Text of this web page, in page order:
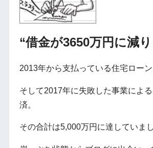
“借金が3650万円に減
2013年から支払っている住宅ローン
そして2017年に失敗した事業によ
済。
その合計は5,000万円に達していまし